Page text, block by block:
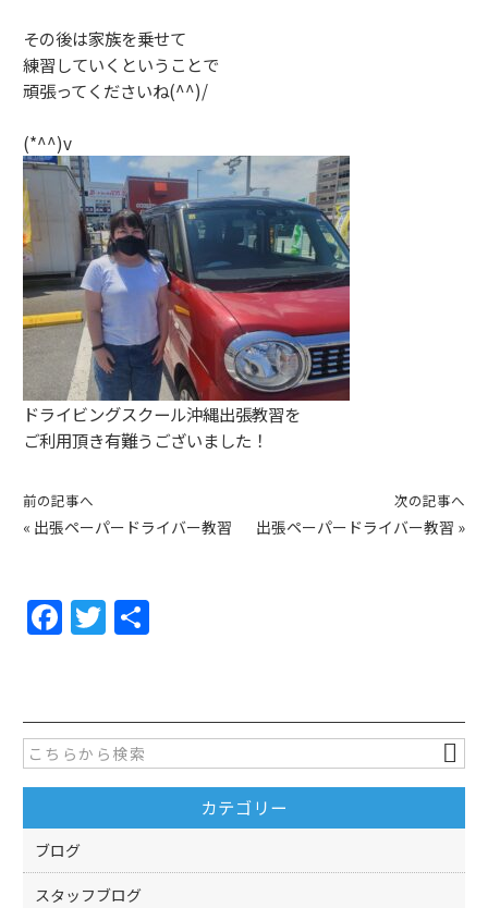
その後は家族を乗せて
練習していくということで
頑張ってくださいね(^^)/
(*^^)v
ドライビングスクール沖縄出張教習を
ご利用頂き有難うございました！
前の記事へ
« 出張ペーパードライバー教習
次の記事へ
出張ペーパードライバー教習 »
F
a
e
b
o
o
k
T
w
er
カテゴリー
ブログ
スタッフブログ